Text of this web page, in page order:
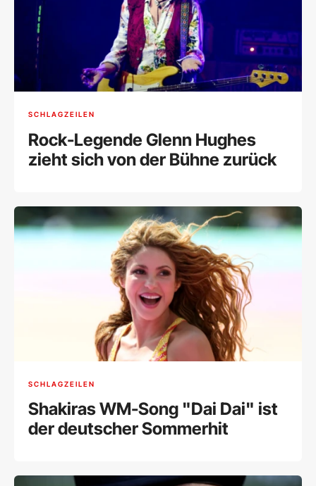
SCHLAGZEILEN
Rock-Legende Glenn Hughes
zieht sich von der Bühne zurück
SCHLAGZEILEN
Shakiras WM-Song "Dai Dai" ist
der deutscher Sommerhit